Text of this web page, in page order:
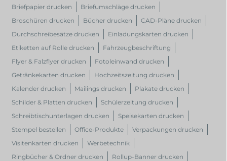
Briefpapier drucken
Briefumschläge drucken
Broschüren drucken
Bücher drucken
CAD-Pläne drucken
Durchschreibesätze drucken
Einladungskarten drucken
Etiketten auf Rolle drucken
Fahrzeugbeschriftung
Flyer & Falzflyer drucken
Fotoleinwand drucken
Getränkekarten drucken
Hochzeitszeitung drucken
Kalender drucken
Mailings drucken
Plakate drucken
Schilder & Platten drucken
Schülerzeitung drucken
Schreibtischunterlagen drucken
Speisekarten drucken
Stempel bestellen
Office-Produkte
Verpackungen drucken
Visitenkarten drucken
Werbetechnik
Ringbücher & Ordner drucken
Rollup-Banner drucken